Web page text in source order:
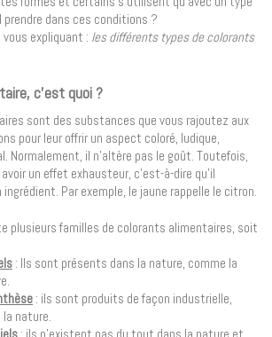
prendre dans ces conditions ?
expliquant : les différents types de colorants
c’est quoi ?
sont des substances que vous rajoutez aux
pour leur offrir un aspect coloré, ludique,
Normalement, il n’altère pas le goût. Toutefois,
un effet exhausteur, c’est-à-dire qu’il
ingrédient. Par exemple, le jaune rappelle le citron.
plusieurs familles de colorants alimentaires, soit
: Ils sont présents dans la nature, comme la
: ils sont produits de façon industrielle,
nature.